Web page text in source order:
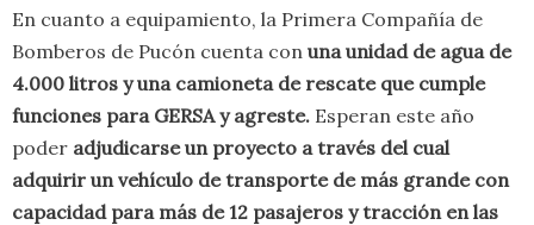
En cuanto a equipamiento, la Primera Compañía de
Bomberos de Pucón cuenta con una unidad de agua de
4.000 litros y una camioneta de rescate que cumple
funciones para GERSA y agreste. Esperan este año
poder adjudicarse un proyecto a través del cual
adquirir un vehículo de transporte de más grande con
capacidad para más de 12 pasajeros y tracción en las